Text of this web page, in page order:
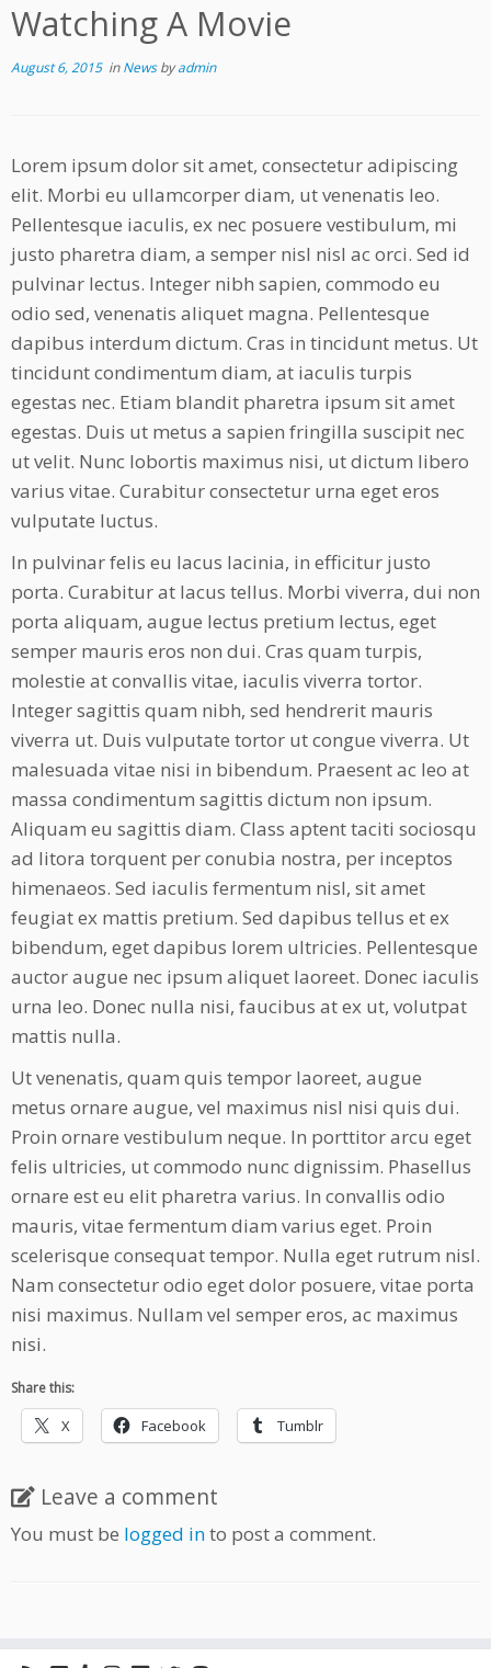
Watching A Movie
August 6, 2015inNewsbyadmin
Lorem ipsum dolor sit amet, consectetur adipiscing
elit. Morbi eu ullamcorper diam, ut venenatis leo.
Pellentesque iaculis, ex nec posuere vestibulum, mi
justo pharetra diam, a semper nisl nisl ac orci. Sed id
pulvinar lectus. Integer nibh sapien, commodo eu
odio sed, venenatis aliquet magna. Pellentesque
dapibus interdum dictum. Cras in tincidunt metus. Ut
tincidunt condimentum diam, at iaculis turpis
egestas nec. Etiam blandit pharetra ipsum sit amet
egestas. Duis ut metus a sapien fringilla suscipit nec
ut velit. Nunc lobortis maximus nisi, ut dictum libero
varius vitae. Curabitur consectetur urna eget eros
vulputate luctus.
In pulvinar felis eu lacus lacinia, in efficitur justo
porta. Curabitur at lacus tellus. Morbi viverra, dui non
porta aliquam, augue lectus pretium lectus, eget
semper mauris eros non dui. Cras quam turpis,
molestie at convallis vitae, iaculis viverra tortor.
Integer sagittis quam nibh, sed hendrerit mauris
viverra ut. Duis vulputate tortor ut congue viverra. Ut
malesuada vitae nisi in bibendum. Praesent ac leo at
massa condimentum sagittis dictum non ipsum.
Aliquam eu sagittis diam. Class aptent taciti sociosqu
ad litora torquent per conubia nostra, per inceptos
himenaeos. Sed iaculis fermentum nisl, sit amet
feugiat ex mattis pretium. Sed dapibus tellus et ex
bibendum, eget dapibus lorem ultricies. Pellentesque
auctor augue nec ipsum aliquet laoreet. Donec iaculis
urna leo. Donec nulla nisi, faucibus at ex ut, volutpat
mattis nulla.
Ut venenatis, quam quis tempor laoreet, augue
metus ornare augue, vel maximus nisl nisi quis dui.
Proin ornare vestibulum neque. In porttitor arcu eget
felis ultricies, ut commodo nunc dignissim. Phasellus
ornare est eu elit pharetra varius. In convallis odio
mauris, vitae fermentum diam varius eget. Proin
scelerisque consequat tempor. Nulla eget rutrum nisl.
Nam consectetur odio eget dolor posuere, vitae porta
nisi maximus. Nullam vel semper eros, ac maximus
nisi.
Share this:
X Facebook Tumblr
Leave a comment
You must be logged into post a comment.